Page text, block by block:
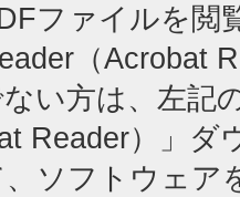
ファイルを閲
（Acrobat
い方は、左記
Reader）」ダ
ソフトウェア